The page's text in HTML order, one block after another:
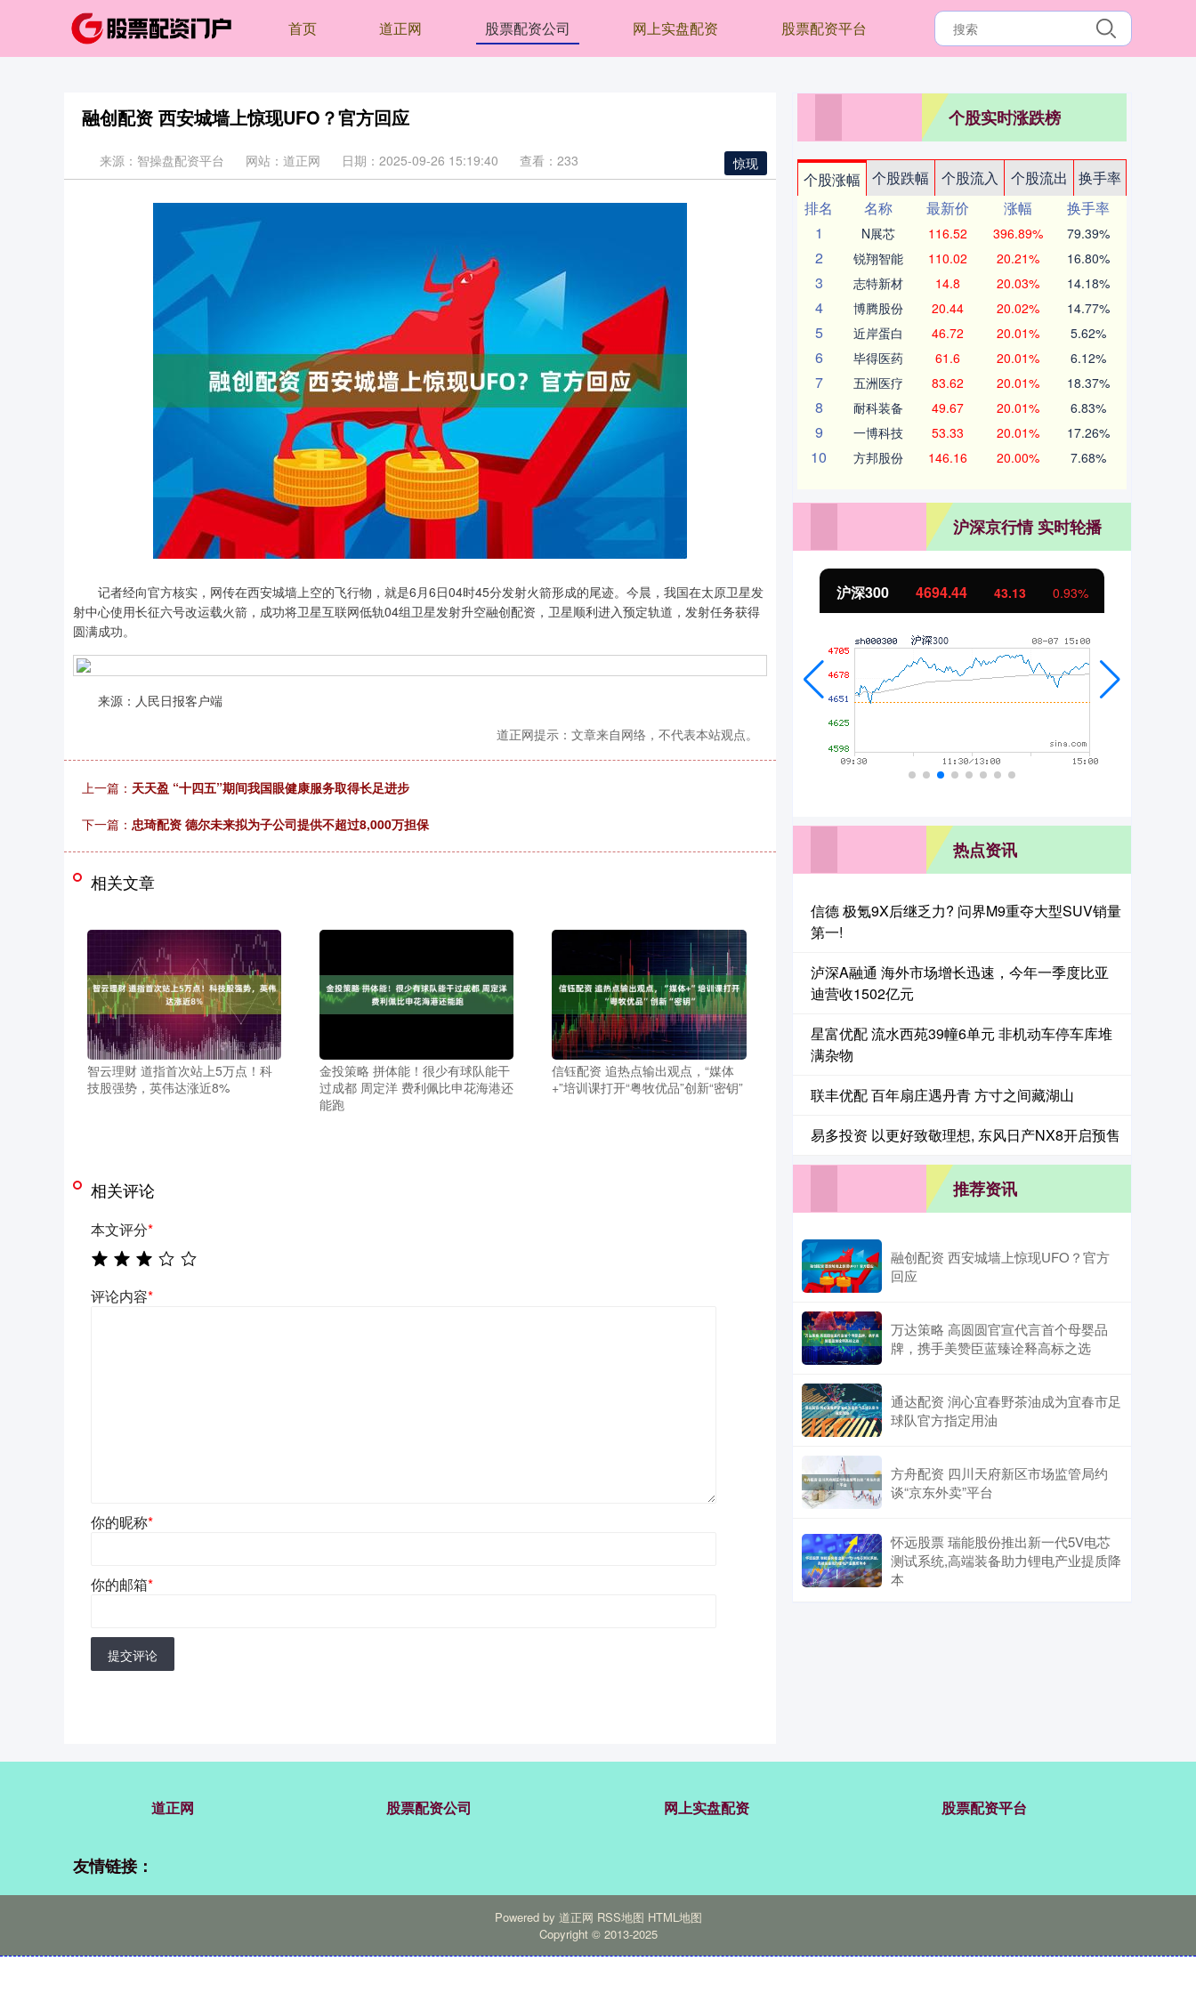
首页 道正网 股票配资公司 网上实盘配资 股票配资平台
融创配资 西安城墙上惊现UFO？官方回应
惊现
来源：智操盘配资平台 网站：道正网 日期：2025-09-26 15:19:40 查看：233
记者经向官方核实，网传在西安城墙上空的飞行物，就是6月6日04时45分发射火箭形成的尾迹。今晨，我国在太原卫星发
射中心使用长征六号改运载火箭，成功将卫星互联网低轨04组卫星发射升空融创配资，卫星顺利进入预定轨道，发射任务获得
圆满成功。
来源：人民日报客户端
道正网提示：文章来自网络，不代表本站观点。
上一篇： 天天盈 “十四五”期间我国眼健康服务取得长足进步
下一篇： 忠琦配资 德尔未来拟为子公司提供不超过8,000万担保
相关文章
智云理财 道指首次站上5万点！科
技股强势，英伟达涨近8%
金投策略 拼体能！很少有球队能干
过成都 周定洋 费利佩比申花海港还
能跑
信钰配资 追热点输出观点，“媒体
+”培训课打开“粤牧优品”创新“密钥”
相关评论
本文评分*
评论内容*
你的昵称*
你的邮箱*
提交评论
个股实时涨跌榜
个股涨幅 个股跌幅 个股流入 个股流出
换手率
排名
名称 最新价 涨幅
换手率
1
N展芯 116.52 396.89% 79.39%
2 锐翔智能 110.02 20.21% 16.80%
3 志特新材 14.8 20.03% 14.18%
4 博腾股份 20.44 20.02% 14.77%
5 近岸蛋白 46.72 20.01% 5.62%
6 毕得医药 61.6 20.01% 6.12%
7 五洲医疗 83.62 20.01% 18.37%
8 耐科装备 49.67 20.01% 6.83%
9 一博科技 53.33 20.01% 17.26%
10 方邦股份 146.16 20.00% 7.68%
沪深京行情 实时轮播
上证指数 3940.04 39.68 1.02% 深证成指 14311.01 200.89 1.42% 沪深300 4694.44 43.13 0.93%
热点资讯
信德 极氪9X后继乏力? 问界M9重夺大型SUV销量
第一!
泸深A融通 海外市场增长迅速，今年一季度比亚
迪营收1502亿元
星富优配 流水西苑39幢6单元 非机动车停车库堆
满杂物
联丰优配 百年扇庄遇丹青 方寸之间藏湖山
易多投资 以更好致敬理想, 东风日产NX8开启预售
推荐资讯
融创配资 西安城墙上惊现UFO？官方
回应
万达策略 高圆圆官宣代言首个母婴品
牌，携手美赞臣蓝臻诠释高标之选
通达配资 润心宜春野茶油成为宜春市足
球队官方指定用油
方舟配资 四川天府新区市场监管局约
谈“京东外卖”平台
怀远股票 瑞能股份推出新一代5V电芯
测试系统,高端装备助力锂电产业提质降
本
道正网 股票配资公司 网上实盘配资 股票配资平台
友情链接：
Powered by 道正网 RSS地图 HTML地图
Copyright © 2013-2025